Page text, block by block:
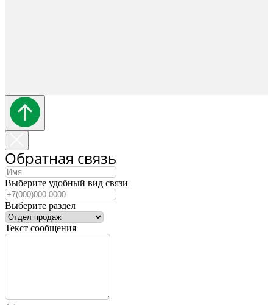
Обратная связь
Выберите удобный вид связи
Выберите раздел
Текст сообщения